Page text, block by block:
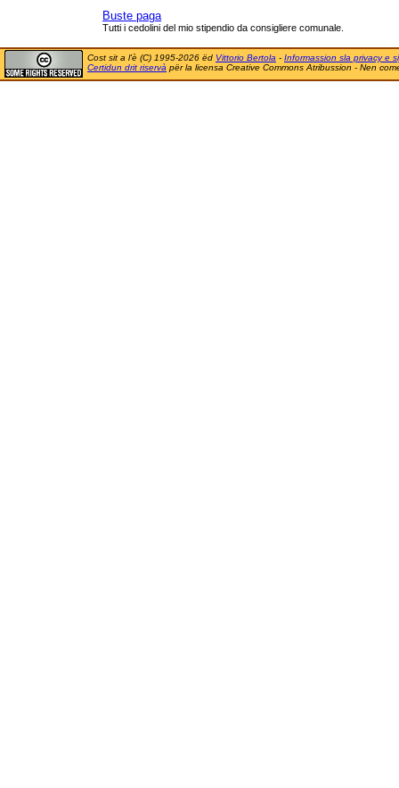
Buste paga
Tutti i cedolini del mio stipendio da consigliere comunale.
Cost sit a l'è (C) 1995-2026 ëd Vittorio Bertola - Informassion sla privacy e
Certidun drit riservà për la licensa Creative Commons Atribussion - Nen